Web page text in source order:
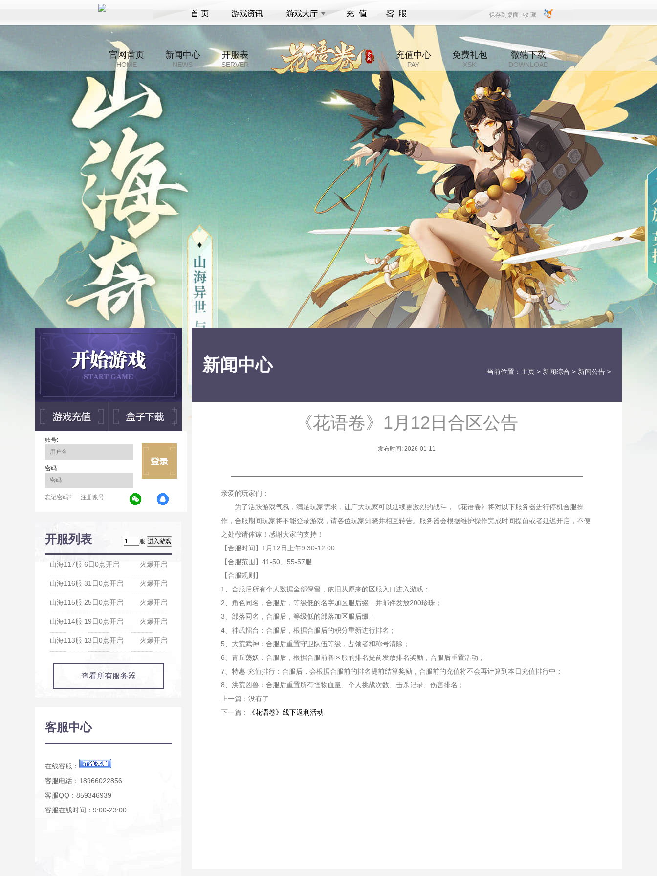
保存到桌面 |
保存到桌面 收 藏
收 藏
官网首页
HOME
新闻中心
NEWS
开服表
SERVER
充值中心
PAY
免费礼包
XSK
微端下载
DOWNLOAD
账号:
密码:
忘记密码? 注册账号
开服列表 服
火爆开启
山海117服 6日0点开启
火爆开启
山海116服 31日0点开启
火爆开启
山海115服 25日0点开启
火爆开启
山海114服 19日0点开启
火爆开启
山海113服 13日0点开启
查看所有服务器
客服中心
在线客服：
客服电话：18966022856
客服QQ：859346939
客服在线时间：9:00-23:00
新闻中心 当前位置： 主页 > 新闻综合 > 新闻公告 >
《花语卷》1月12日合区公告
发布时间: 2026-01-11
亲爱的玩家们：
为了活跃游戏气氛，满足玩家需求，让广大玩家可以延续更激烈的战斗，《花语卷》将对以下服务器进行停机合服操
作，合服期间玩家将不能登录游戏，请各位玩家知晓并相互转告。服务器会根据维护操作完成时间提前或者延迟开启，不便
之处敬请体谅！感谢大家的支持！
【合服时间】1月12日上午9:30-12:00
【合服范围】41-50、55-57服
【合服规则】
1、合服后所有个人数据全部保留，依旧从原来的区服入口进入游戏；
2、角色同名，合服后，等级低的名字加区服后缀，并邮件发放200珍珠；
3、部落同名，合服后，等级低的部落加区服后缀；
4、神武擂台：合服后，根据合服后的积分重新进行排名；
5、大荒武神：合服后重置守卫队伍等级，占领者和称号清除；
6、青丘荡妖：合服后，根据合服前各区服的排名提前发放排名奖励，合服后重置活动；
7、特惠-充值排行：合服后，会根据合服前的排名提前结算奖励，合服前的充值将不会再计算到本日充值排行中；
8、洪荒凶兽：合服后重置所有怪物血量、个人挑战次数、击杀记录、伤害排名；
上一篇： 没有了
下一篇：
《花语卷》线下返利活动